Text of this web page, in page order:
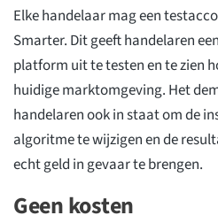
Elke handelaar mag een
Smarter. Dit geeft handelaren
platform uit te testen en te zien
huidige marktomgeving. Het
handelaren ook in staat om de
algoritme te wijzigen en de
echt geld in gevaar te brengen.
Geen kosten